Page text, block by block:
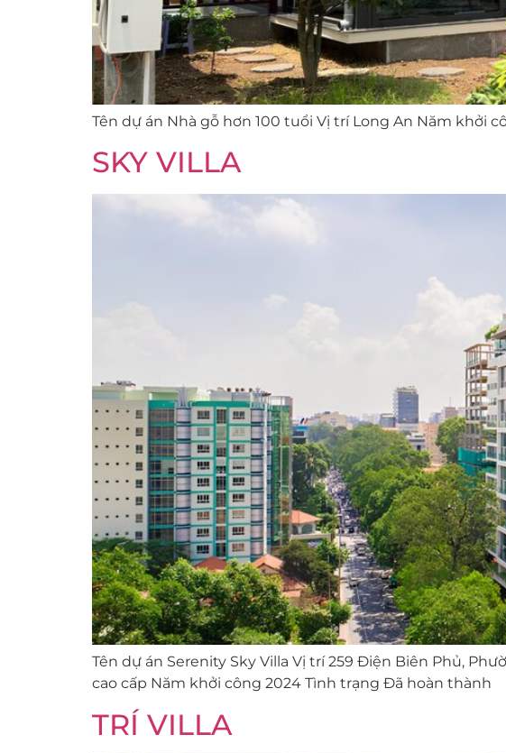
Tên dự án Nhà gỗ hơn 100 tuổi Vị trí Long An Năm khởi
SKY VILLA
Tên dự án Serenity Sky Villa Vị trí 259 Điện Biên Phủ,
cao cấp Năm khởi công 2024 Tình trạng Đã hoàn thành
TRÍ VILLA